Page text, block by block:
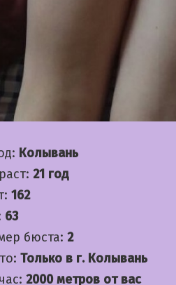
Колывань
21 год
162
63
бюста: 2
Только в г. Колывань
2000 метров от вас